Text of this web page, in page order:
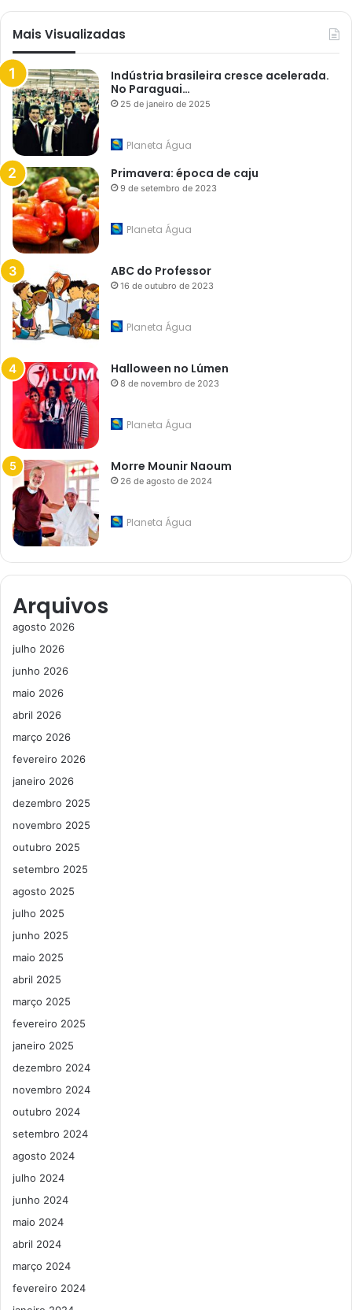
Mais Visualizadas
Indústria brasileira cresce acelerada.
No Paraguai…
25 de janeiro de 2025
Planeta Água
Primavera: época de caju
9 de setembro de 2023
Planeta Água
ABC do Professor
16 de outubro de 2023
Planeta Água
Halloween no Lúmen
8 de novembro de 2023
Planeta Água
Morre Mounir Naoum
26 de agosto de 2024
Planeta Água
Arquivos
agosto 2026
julho 2026
junho 2026
maio 2026
abril 2026
março 2026
fevereiro 2026
janeiro 2026
dezembro 2025
novembro 2025
outubro 2025
setembro 2025
agosto 2025
julho 2025
junho 2025
maio 2025
abril 2025
março 2025
fevereiro 2025
janeiro 2025
dezembro 2024
novembro 2024
outubro 2024
setembro 2024
agosto 2024
julho 2024
junho 2024
maio 2024
abril 2024
março 2024
fevereiro 2024